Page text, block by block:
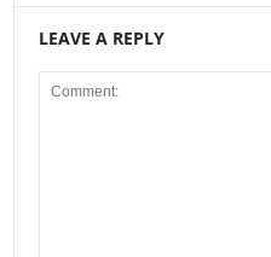
LEAVE A REPLY